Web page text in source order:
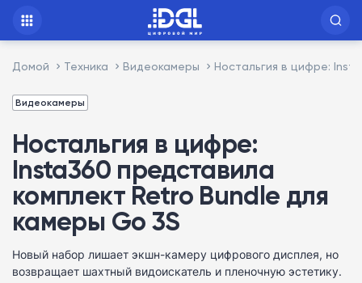
Домой Техника Видеокамеры Ностальгия в цифре:
Видеокамеры
Ностальгия в цифре:
Insta360 представила
комплект Retro Bundle для
камеры Go 3S
Новый набор лишает экшн-камеру цифрового дисплея, но
возвращает шахтный видоискатель и пленочную эстетику.